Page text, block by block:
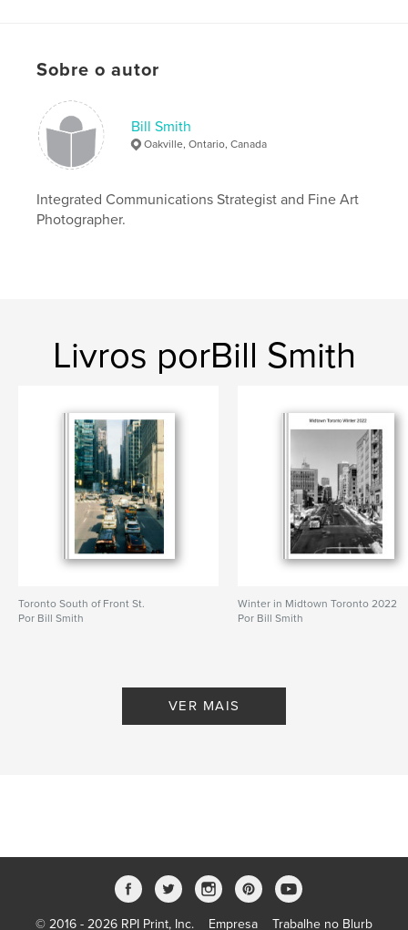
Canada
Photography
Sobre o autor
Bill Smith
Oakville, Ontario, Canada
Integrated Communications Strategist and Fine Art
Photographer.
Livros porBill Smith
Toronto South of Front St.
Por Bill Smith
Winter in Midtown Toronto 2022
Por Bill Smith
VER MAIS
© 2016 - 2026 RPI Print, Inc. Empresa Trabalhe no Blurb